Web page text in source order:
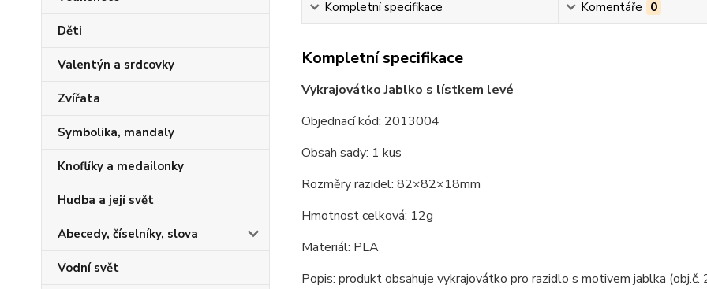
Děti
Valentýn a srdcovky
Zvířata
Symbolika, mandaly
Knoflíky a medailonky
Hudba a její svět
Abecedy, číselníky, slova
Vodní svět
Kompletní specifikace Komentáře 0
Kompletní specifikace
Vykrajovátko Jablko s lístkem levé
Objednací kód: 2013004
Obsah sady: 1 kus
Rozměry razidel: 82×82×18mm
Hmotnost celková: 12g
Materiál: PLA
Popis: produkt obsahuje vykrajovátko pro razidlo s motivem jablka